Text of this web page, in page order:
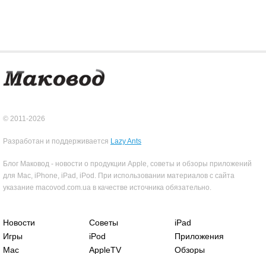
© 2011-2026
Разработан и поддерживается Lazy Ants
Блог Маковод - новости о продукции Apple, советы и обзоры приложений
для Mac, iPhone, iPad, iPod. При использовании материалов с сайта
указание macovod.com.ua в качестве источника обязательно.
Новости Советы
iPad
Игры
iPod
Приложения
Mac
AppleTV Обзоры